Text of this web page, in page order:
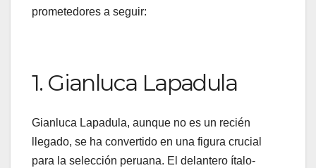
prometedores a seguir:
1. Gianluca Lapadula
Gianluca Lapadula, aunque no es un recién
llegado, se ha convertido en una figura crucial
para la selección peruana. El delantero ítalo-